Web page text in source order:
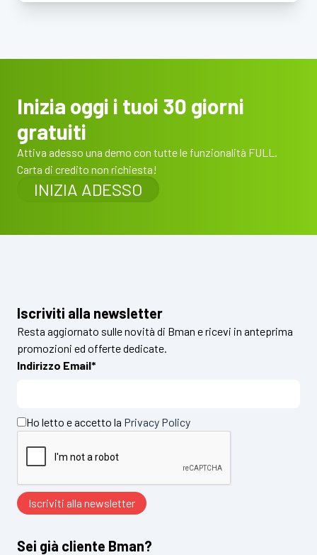
Inizia oggi i tuoi 30 giorni
gratuiti
Attiva adesso una demo con tutte le funzionalità FULL.
Carta di credito non richiesta!
INIZIA ADESSO
Iscriviti alla newsletter
Resta aggiornato sulle novità di Bman e ricevi in anteprima
promozioni ed offerte dedicate.
Indirizzo Email*
Ho letto e accetto la Privacy Policy
Sei già cliente Bman?